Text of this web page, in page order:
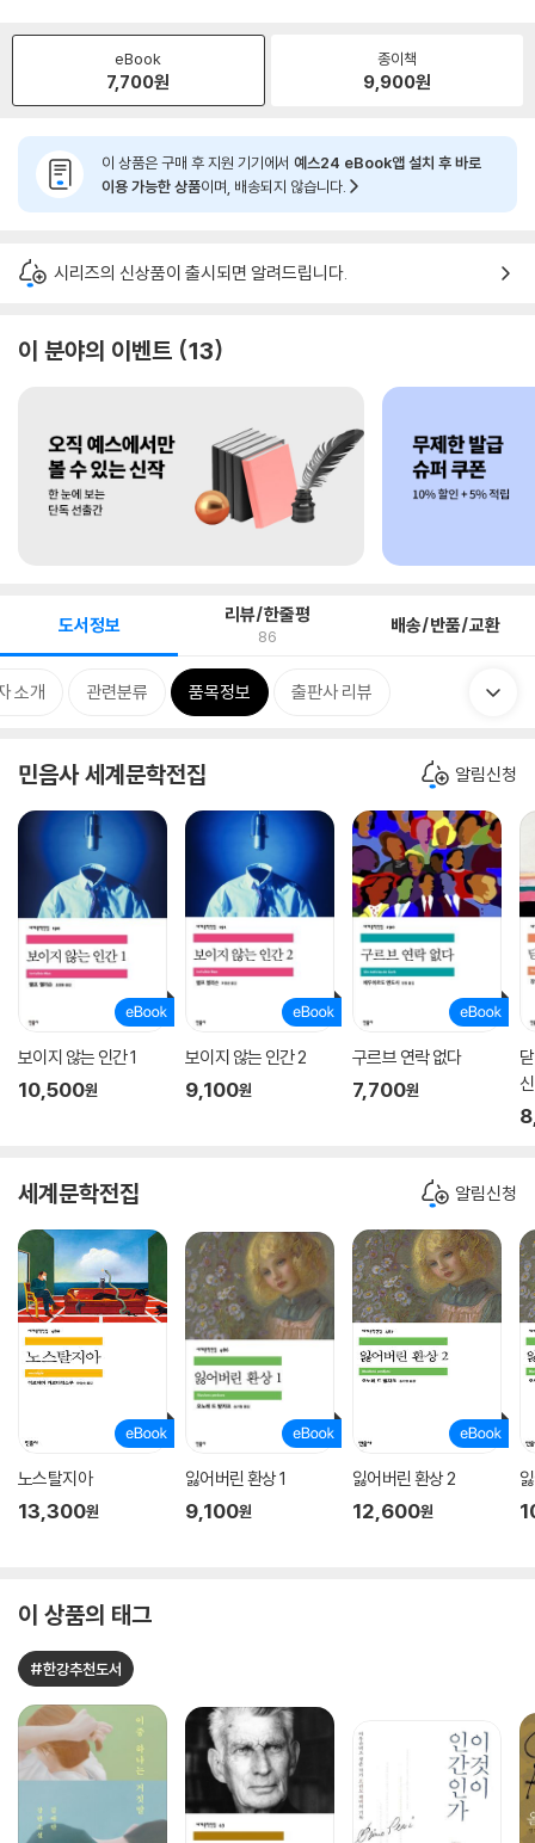
eBook
7,700원
종이책
9,900원
이 상품은 구매 후 지원 기기에서 예스24 eBook앱 설치 후 바로
이용 가능한 상품이며, 배송되지 않습니다.
시리즈의 신상품이 출시되면 알려드립니다.
이 분야의 이벤트 13
도서정보 리뷰/한줄평
86 배송/반품/교환
소개 관련분류 품목정보 출판사 리뷰
민음사 세계문학전집 알림신청
보이지 않는 인간 1
10,500원
보이지 않는 인간 2
9,100원
구르브 연락 없다
7,700원
신
세계문학전집 알림신청
노스탈지아
13,300원
잃어버린 환상 1
9,100원
잃어버린 환상 2
12,600원
이 상품의 태그
#한강추천도서